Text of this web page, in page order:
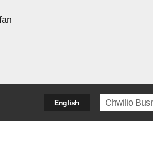
English Search